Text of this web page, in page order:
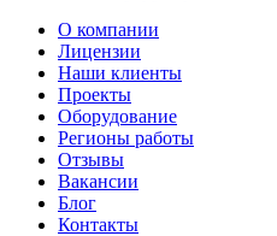
О компании
Лицензии
Наши клиенты
Проекты
Оборудование
Регионы работы
Отзывы
Вакансии
Блог
Контакты